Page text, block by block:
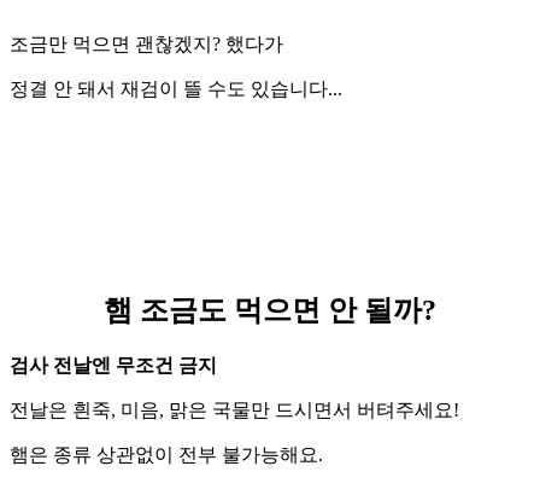
조금만 먹으면 괜찮겠지? 했다가
정결 안 돼서 재검이 뜰 수도 있습니다...
햄 조금도 먹으면 안 될까?
검사 전날엔 무조건 금지
전날은 흰죽, 미음, 맑은 국물만 드시면서 버텨주세요!
햄은 종류 상관없이 전부 불가능해요.